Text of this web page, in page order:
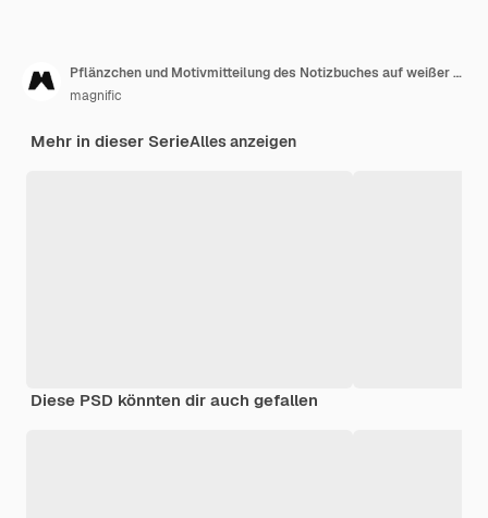
Pflänzchen und Motivmitteilung des Notizbuches auf weißer Tabelle
magnific
Mehr in dieser SerieAlles anzeigen
Diese PSD könnten dir auch gefallen